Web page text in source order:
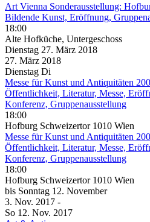
Art Vienna Sonderausstellung:
Bildende Kunst, Eröffnung,
18:00
Alte Hofküche, Untergeschoss
Dienstag 27. März 2018
27. März 2018
Dienstag Di
Messe für Kunst und Antiquitäten
Öffentlichkeit, Literatur, Messe,
Konferenz, Gruppenausstellung
18:00
Hofburg Schweizertor 1010 Wien
Messe für Kunst und Antiquitäten
Öffentlichkeit, Literatur, Messe,
Konferenz, Gruppenausstellung
18:00
Hofburg Schweizertor 1010 Wien
bis Sonntag 12. November
3. Nov. 2017 -
So 12. Nov. 2017